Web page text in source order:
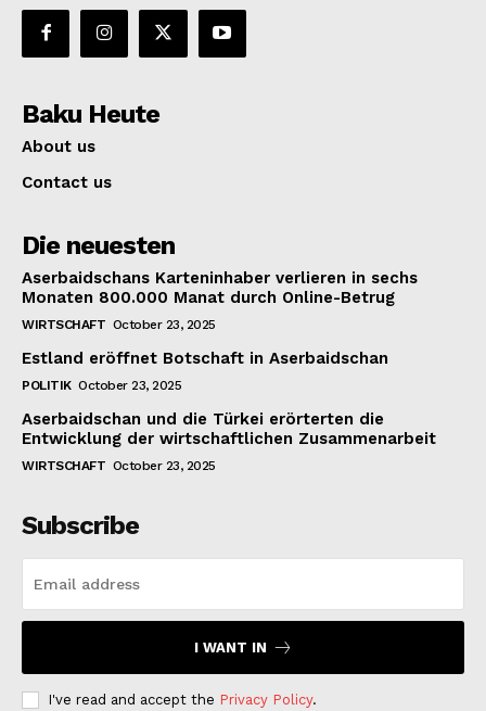
Baku Heute
About us
Contact us
Die neuesten
Aserbaidschans Karteninhaber verlieren in sechs
Monaten 800.000 Manat durch Online-Betrug
WIRTSCHAFT October 23, 2025
Estland eröffnet Botschaft in Aserbaidschan
POLITIK October 23, 2025
Aserbaidschan und die Türkei erörterten die
Entwicklung der wirtschaftlichen Zusammenarbeit
WIRTSCHAFT October 23, 2025
Subscribe
I WANT IN
I've read and accept the Privacy Policy.